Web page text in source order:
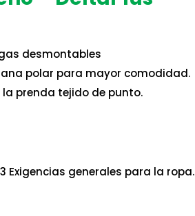
desmontables
polar para mayor comodidad.
la prenda tejido de punto.
Exigencias generales para la ropa.